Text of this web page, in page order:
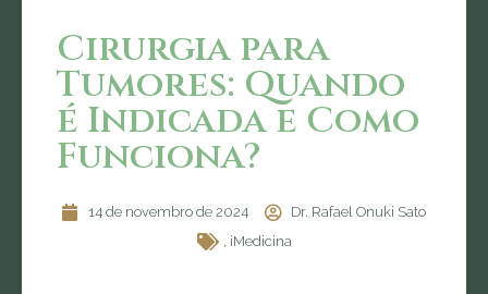
Cirurgia para
Tumores: Quando
é Indicada e Como
Funciona?
14 de novembro de 2024
Dr. Rafael Onuki Sato
, iMedicina